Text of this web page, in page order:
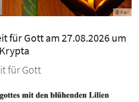
© Keil
für Gott am 27.08.2026 um
für Gott